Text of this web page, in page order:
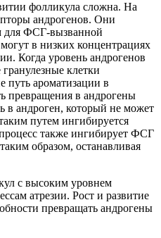
фолликула сложна. На
андрогенов. Они
для ФСГ-вызванной
в низких концентрациях
Когда уровень андрогенов
клетки
путь ароматизации в
превращения в андрогены
в андроген, который не может
путем ингибируется
также ингибирует ФСГ
образом, останавливая
с высоким уровнем
атрезии. Рост и развитие
превращать андрогены